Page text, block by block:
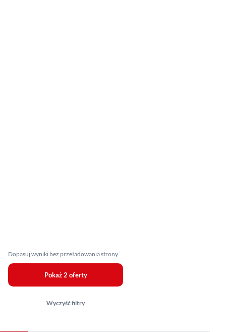
Dopasuj wyniki bez przeładowania strony.
Pokaż 2 oferty
Wyczyść filtry